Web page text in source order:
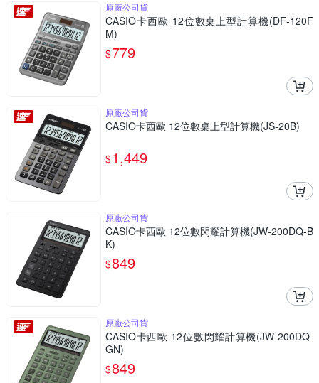
原廠公司貨
CASIO卡西歐 12位數桌上型計算機(DF-120F
M)
$779
原廠公司貨
CASIO卡西歐 12位數桌上型計算機(JS-20B)
$1,449
原廠公司貨
CASIO卡西歐 12位數閃耀計算機(JW-200DQ-B
K)
$849
原廠公司貨
CASIO卡西歐 12位數閃耀計算機(JW-200DQ-
GN)
$849